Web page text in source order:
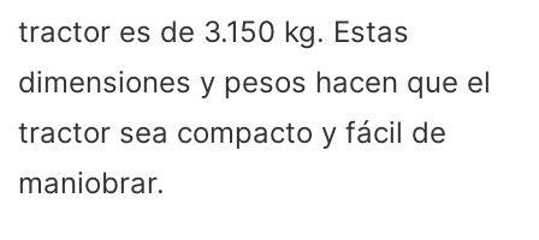
tractor es de 3.150 kg. Estas
dimensiones y pesos hacen que el
tractor sea compacto y fácil de
maniobrar.